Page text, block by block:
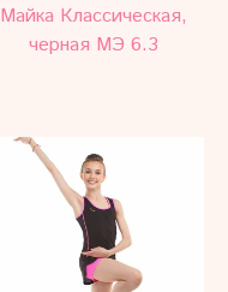
Майка Классическая,
черная МЭ 6.3